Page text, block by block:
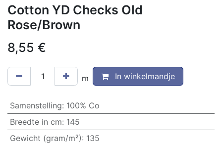
Cotton YD Checks Old
Rose/Brown
8,55 €
m In winkelmandje
Samenstelling: 100% Co
Breedte in cm: 145
Gewicht (gram/m²): 135